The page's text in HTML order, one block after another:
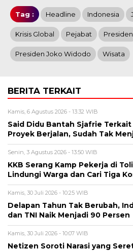
Tag : Headline Indonesia
Krisis Global Pejabat Presiden
Presiden Joko Widodo Wisata
BERITA TERKAIT
Kamis, 6 Agustus 2026 - 13:32 WIB
Said Didu Bantah Sjafrie
Proyek Berjalan, Sudah Tak
Senin, 3 Agustus 2026 - 13:50 WIB
KKB Serang Kamp Pekerja di
Lindungi Warga dan Cari Tiga
Kamis, 30 Juli 2026 - 10:25 WIB
Delapan Tahun Tak Berubah,
dan TNI Naik Menjadi 90 Persen
Kamis, 30 Juli 2026 - 10:07 WIB
Netizen Soroti Narasi yang